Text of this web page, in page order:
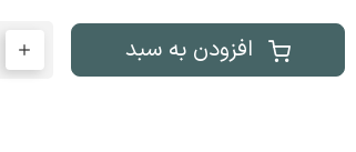
افزودن به سبد